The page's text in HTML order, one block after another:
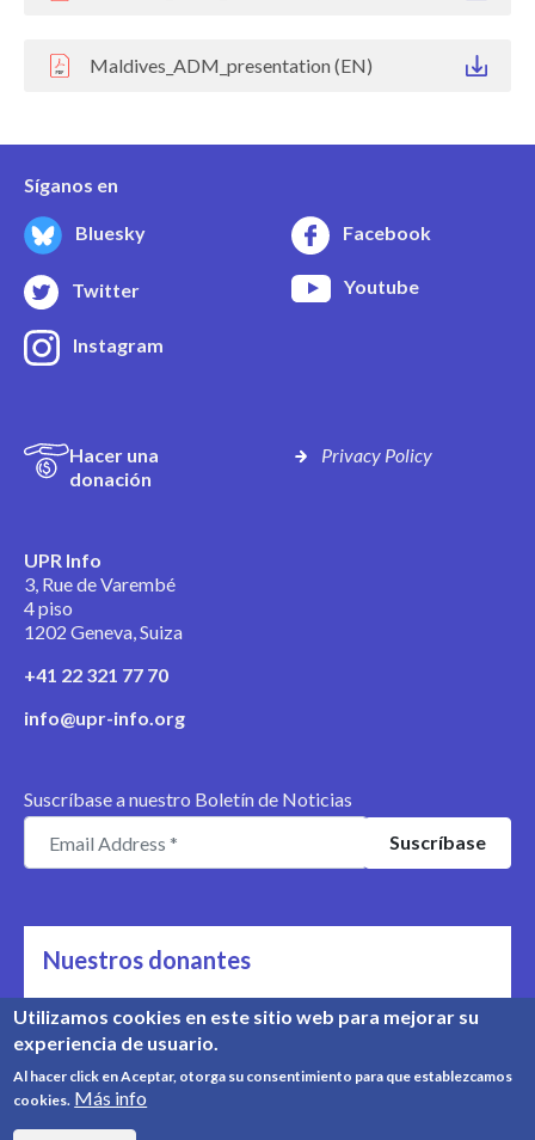
Maldives_ADM_presentation (EN)
Síganos en
Bluesky Facebook
Twitter Youtube
Instagram
Hacer una
donación
Privacy Policy
UPR Info
3, Rue de Varembé
4 piso
1202 Geneva, Suiza
+41 22 321 77 70
info@upr-info.org
Suscríbase a nuestro Boletín de Noticias
Nuestros donantes
Nos apoyan
Conozca nuestros donantes
Utilizamos cookies en este sitio web para mejorar su
experiencia de usuario.
Al hacer click en Aceptar, otorga su consentimiento para que establezcamos
cookies. Más info